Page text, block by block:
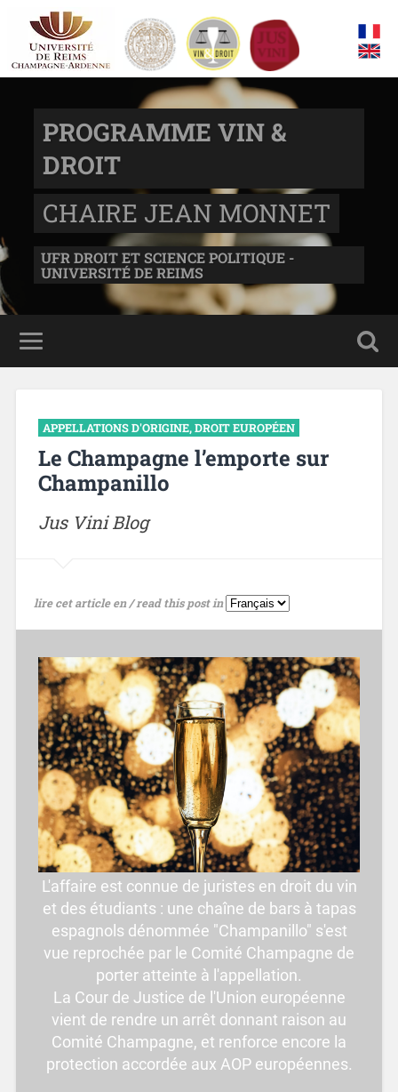
PROGRAMME VIN &
DROIT
CHAIRE JEAN MONNET
UFR DROIT ET SCIENCE POLITIQUE -
UNIVERSITÉ DE REIMS
APPELLATIONS D'ORIGINE,DROIT EUROPÉEN
Le Champagne l’emporte sur
Champanillo
Jus Vini Blog
lire cet article en / read this post in
L'affaire est connue de juristes en droit du vin
et des étudiants : une chaîne de bars à tapas
espagnols dénommée "Champanillo" s'est
vue reprochée par le Comité Champagne de
porter atteinte à l'appellation.
La Cour de Justice de l'Union européenne
vient de rendre un arrêt donnant raison au
Comité Champagne, et renforce encore la
protection accordée aux AOP européennes.